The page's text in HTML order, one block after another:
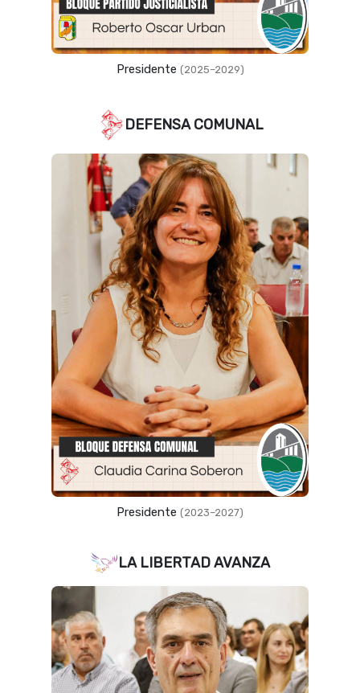
Vicepresidente(2023–2027)
DEFENSA COMUNAL
Presidente (2023–2027)
LA LIBERTAD AVANZA